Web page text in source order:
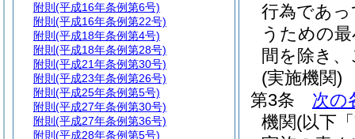
行為であ
うための
間を除き
(実施機関)
第3条
次の
機関(以下
附則 (平成16年条例第6号)
附則 (平成16年条例第22号)
附則 (平成18年条例第4号)
附則 (平成18年条例第28号)
附則 (平成21年条例第30号)
附則 (平成23年条例第26号)
附則 (平成25年条例第5号)
附則 (平成27年条例第30号)
附則 (平成27年条例第36号)
附則 (平成28年条例第5号)